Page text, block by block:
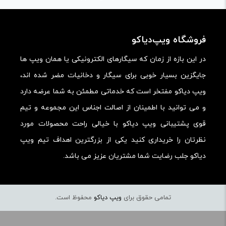
فروشگاه ویپ‌دیاکو
در این بازه از زمان که سیگارهای الکترونیکی یا همان ویپ ها
جایگزین بسیار خوبی برای سیگار و دخانیات مضر شده اند،
ویپ دیاکو مفتخر است که خدماتی مطمئن به شما عرضه دارد
و می توانید با اطمینان از اصالت اجناس این مجموعه و تیم
قوی پشتیبانی ویپ دیاکو با خیالی راحت محصولات مورد
نظرتان را خریداری کنید یکی از بزرگترین اهداف تیم ویپ
دیاکو جلب رضایت شما مشتریان عزیز می باشد.
تمامی حقوق برای ویپ دیاکو محفوظ است.